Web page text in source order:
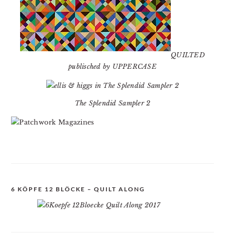
QUILTED
publisched by UPPERCASE
The Splendid Sampler 2
6 KÖPFE 12 BLÖCKE – QUILT ALONG